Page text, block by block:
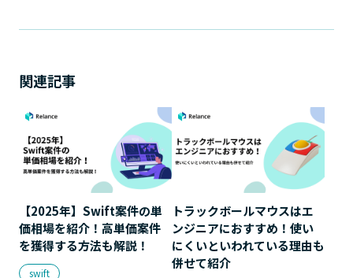
関連記事
【2025年】Swift案件の単
価相場を紹介！高単価案件
を獲得する方法も解説！
swift
トラックボールマウスはエ
ンジニアにおすすめ！使い
にくいといわれている理由も
併せて紹介